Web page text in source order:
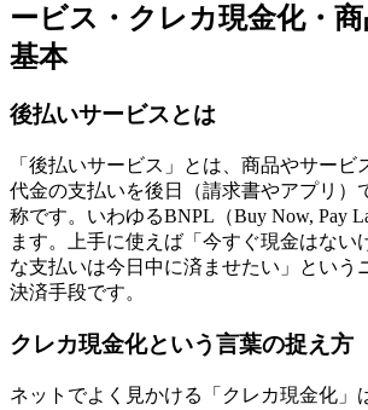
ービス・クレカ現金化・
基本
後払いサービスとは
「後払いサービス」とは、商品やサービ
代金の支払いを後日（請求書やアプリ）
称です。いわゆるBNPL（Buy Now, Pay
ます。上手に使えば「今すぐ現金はない
な支払いは今日中に済ませたい」という
決済手段です。
クレカ現金化という言葉の捉え方
ネットでよく見かける「クレカ現金化」